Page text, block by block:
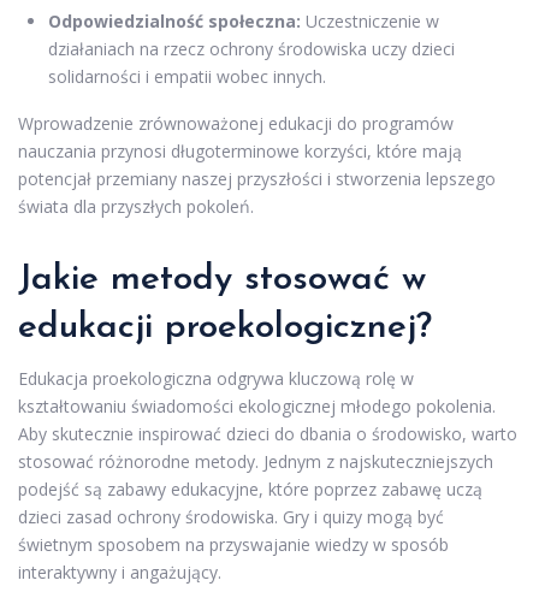
Odpowiedzialność społeczna: Uczestniczenie w
działaniach na rzecz ochrony środowiska uczy dzieci
solidarności i empatii wobec innych.
Wprowadzenie zrównoważonej edukacji do programów
nauczania przynosi długoterminowe korzyści, które mają
potencjał przemiany naszej przyszłości i stworzenia lepszego
świata dla przyszłych pokoleń.
Jakie metody stosować w
edukacji proekologicznej?
Edukacja proekologiczna odgrywa kluczową rolę w
kształtowaniu świadomości ekologicznej młodego pokolenia.
Aby skutecznie inspirować dzieci do dbania o środowisko, warto
stosować różnorodne metody. Jednym z najskuteczniejszych
podejść są zabawy edukacyjne, które poprzez zabawę uczą
dzieci zasad ochrony środowiska. Gry i quizy mogą być
świetnym sposobem na przyswajanie wiedzy w sposób
interaktywny i angażujący.